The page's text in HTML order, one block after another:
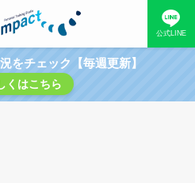
公式LINE
をチェック【毎週更新】
くはこちら